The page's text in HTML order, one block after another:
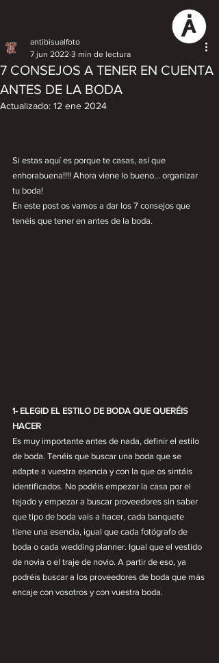
7 CONSEJOS A TENER EN CUENTA
ANTES DE LA BODA
antibisualfoto
7 jun 2022 3 min de lectura
Actualizado: 12 ene 2024
Si estas aquí es porque te casas, así que
enhorabuena!!!! Ahora viene lo bueno... organizar
tu boda!
En este post os vamos a dar los 7 consejos que
tenéis que tener en antes de la boda.
1- ELEGID EL ESTILO DE BODA QUE QUERÉIS
HACER
Es muy importante antes de nada, definir el estilo
de boda. Tenéis que buscar una boda que se
adapte a vuestra esencia y con la que os sintáis
identificados. No podéis empezar la casa por el
tejado y empezar a buscar proveedores sin saber
que tipo de boda vais a hacer, cada banquete
tiene una esencia, igual que cada fotógrafo de
boda o cada wedding planner. Igual que el vestido
de novia o el traje de novio. A partir de eso, ya
podréis buscar a los proveedores de boda que más
encaje con vosotros y con vuestra boda.